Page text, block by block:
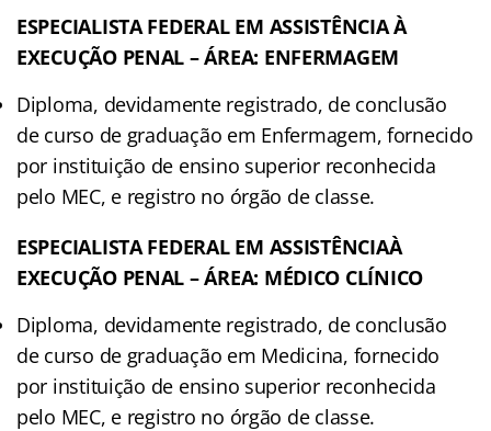
ESPECIALISTA FEDERAL EM ASSISTÊNCIA À
EXECUÇÃO PENAL – ÁREA: ENFERMAGEM
Diploma, devidamente registrado, de conclusão
de curso de graduação em Enfermagem, fornecido
por instituição de ensino superior reconhecida
pelo MEC, e registro no órgão de classe.
ESPECIALISTA FEDERAL EM ASSISTÊNCIAÀ
EXECUÇÃO PENAL – ÁREA: MÉDICO CLÍNICO
Diploma, devidamente registrado, de conclusão
de curso de graduação em Medicina, fornecido
por instituição de ensino superior reconhecida
pelo MEC, e registro no órgão de classe.